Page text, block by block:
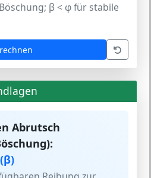
β < φ für stabile
Abrutsch